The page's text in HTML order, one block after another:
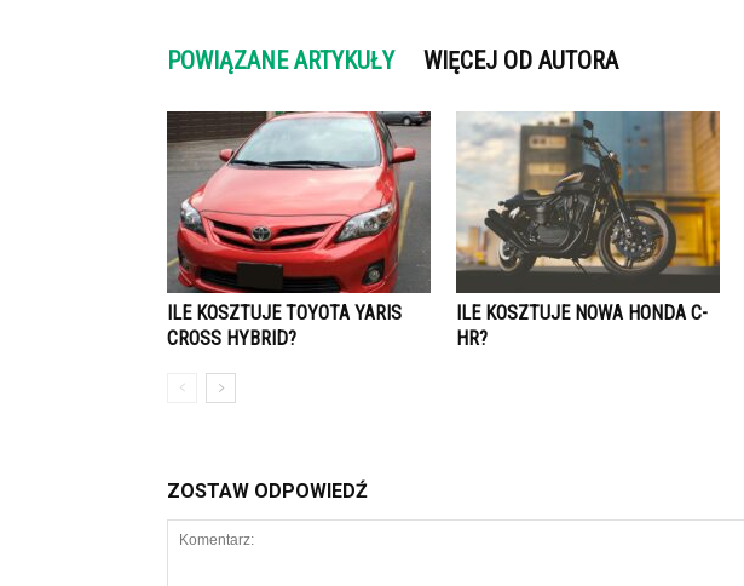
POWIĄZANE ARTYKUŁY WIĘCEJ OD AUTORA
ILE KOSZTUJE TOYOTA YARIS
CROSS HYBRID?
ILE KOSZTUJE NOWA HONDA C-
HR?
ZOSTAW ODPOWIEDŹ